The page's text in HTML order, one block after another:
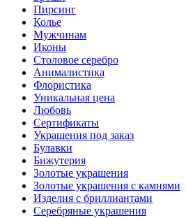
Пирсинг
Колье
Мужчинам
Иконы
Столовое серебро
Анималистика
Флористика
Уникальная цена
Любовь
Сертификаты
Украшения под заказ
Булавки
Бижутерия
Золотые украшения
Золотые украшения с камнями
Изделия с бриллиантами
Серебряные украшения